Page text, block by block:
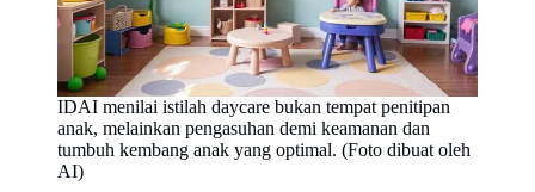
IDAI menilai istilah daycare bukan tempat penitipan
anak, melainkan pengasuhan demi keamanan dan
tumbuh kembang anak yang optimal. (Foto dibuat oleh
AI)